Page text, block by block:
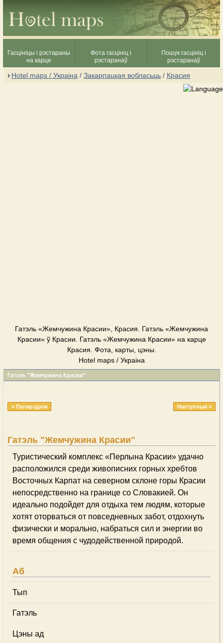
Гасцініцы і рэстараны
на карце
Фота гасцініц і
рэстаранаў
Пошук гасцініц і
рэстаранаў
Hotel maps / Украіна / Закарпацкая вобласьць / Красия
Гатэль «Жемчужина Красии», Красия. Гатэль «Жемчужина
Красии» ў Красии. Гатэль «Жемчужина Красии» на карце
Красия. Фота, карты, цэны.
Hotel maps / Украіна
Гатэль "Жемчужина Красии"
« Папярэднія Наступныя »
Гатэль "Жемчужина Красии"
Туристический комплекс «Перлына Красии» удачно
расположился среди живописних горных хребтов
Восточных Карпат на северном склоне горы Красии
непосредственно на границе со Словакией. Он
идеально подойдет для отдыха тем людям, которые
хотят оторваться от повседневных забот, отдохнуть
физически и морально, набраться сил и энергии во
время общения с чудодейственной природой.
Аб
Тып
Гатэль
Цэны ад